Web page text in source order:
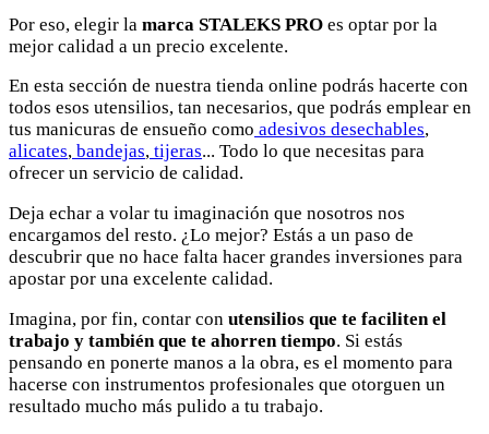
Por eso, elegir la marca STALEKS PRO es optar por la
mejor calidad a un precio excelente.
En esta sección de nuestra tienda online podrás hacerte con
todos esos utensilios, tan necesarios, que podrás emplear en
tus manicuras de ensueño como adesivos desechables,
alicates, bandejas, tijeras... Todo lo que necesitas para
ofrecer un servicio de calidad.
Deja echar a volar tu imaginación que nosotros nos
encargamos del resto. ¿Lo mejor? Estás a un paso de
descubrir que no hace falta hacer grandes inversiones para
apostar por una excelente calidad.
Imagina, por fin, contar con utensilios que te faciliten el
trabajo y también que te ahorren tiempo. Si estás
pensando en ponerte manos a la obra, es el momento para
hacerse con instrumentos profesionales que otorguen un
resultado mucho más pulido a tu trabajo.